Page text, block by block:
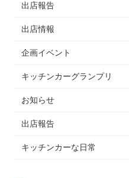
出店報告
出店情報
企画イベント
キッチンカーグランプリ
お知らせ
出店報告
キッチンカーな日常